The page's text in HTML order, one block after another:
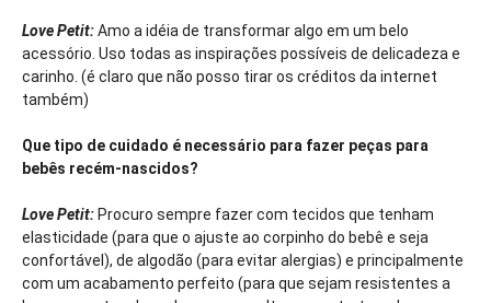
Love Petit:Amo a idéia de transformar algo em um belo
acessório. Uso todas as inspirações possíveis de delicadeza e
carinho. (é claro que não posso tirar os créditos da internet
também)
Que tipo de cuidado é necessário para fazer peças para
bebês recém-nascidos?
Love Petit: Procuro sempre fazer com tecidos que tenham
elasticidade (para que o ajuste ao corpinho do bebê e seja
confortável), de algodão (para evitar alergias) e principalmente
com um acabamento perfeito (para que sejam resistentes a